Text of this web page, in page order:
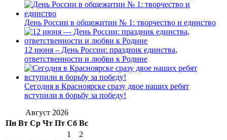
День России в общежитии № 1: творчество и единство
12 июня – День России: праздник единства,
ответственности и любви к Родине
Сегодня в Красноярске сразу двое наших ребят
вступили в борьбу за победу!
Август 2026
Пн Вт Ср Чт Пт Сб Вс
1
2